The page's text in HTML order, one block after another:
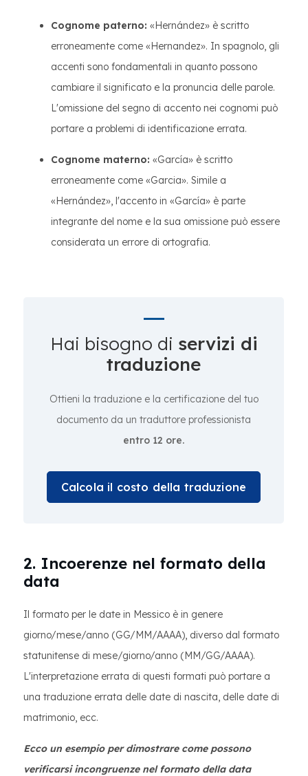
Cognome paterno: «Hernández» è scritto
erroneamente come «Hernandez». In spagnolo, gli
accenti sono fondamentali in quanto possono
cambiare il significato e la pronuncia delle parole.
L'omissione del segno di accento nei cognomi può
portare a problemi di identificazione errata.
Cognome materno: «García» è scritto
erroneamente come «Garcia». Simile a
«Hernández», l'accento in «García» è parte
integrante del nome e la sua omissione può essere
considerata un errore di ortografia.
Hai bisogno di servizi di
traduzione
Ottieni la traduzione e la certificazione del tuo
documento da un traduttore professionista
entro 12 ore.
Calcola il costo della traduzione
2. Incoerenze nel formato della
data
Il formato per le date in Messico è in genere
giorno/mese/anno (GG/MM/AAAA), diverso dal formato
statunitense di mese/giorno/anno (MM/GG/AAAA).
L'interpretazione errata di questi formati può portare a
una traduzione errata delle date di nascita, delle date di
matrimonio, ecc.
Ecco un esempio per dimostrare come possono
verificarsi incongruenze nel formato della data